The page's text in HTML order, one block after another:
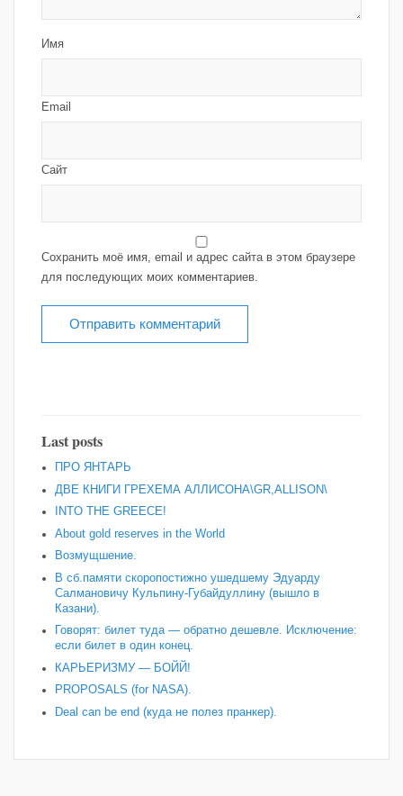
Имя
Email
Сайт
Сохранить моё имя, email и адрес сайта в этом браузере
для последующих моих комментариев.
Last posts
ПРО ЯНТАРЬ
ДВЕ КНИГИ ГРЕХЕМА АЛЛИСОНА\GR,ALLISON\
INTO THE GREECE!
About gold reserves in the World
Возмущшение.
В сб.памяти скоропостижно ушедшему Эдуарду
Салмановичу Кульпину-Губайдуллину (вышло в
Казани).
Говорят: билет туда — обратно дешевле. Исключение:
если билет в один конец.
КАРЬЕРИЗМУ — БОЙЙ!
PROPOSALS (for NASA).
Deal can be end (куда не полез пранкер).